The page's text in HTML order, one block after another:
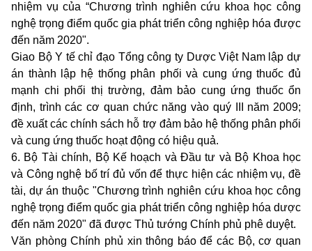
nhiệm vụ của “Chương trình nghiên cứu khoa học công
nghệ trọng điểm quốc gia phát triển công nghiệp hóa được
đến năm 2020".
Giao Bộ Y tế chỉ đạo Tổng công ty Dược Việt Nam lập dự
án thành lập hệ thống phân phối và cung ứng thuốc đủ
mạnh chi phối thị trường, đảm bảo cung ứng thuốc ổn
định, trình các cơ quan chức năng vào quý III năm 2009;
đề xuất các chính sách hỗ trợ đảm bảo hệ thống phân phối
và cung ứng thuốc hoạt động có hiệu quả.
6. Bộ Tài chính, Bộ Kế hoạch và Đầu tư và Bộ Khoa học
và Công nghệ bố trí đủ vốn để thực hiện các nhiệm vụ, đề
tài, dự án thuộc "Chương trình nghiên cứu khoa học công
nghệ trọng điểm quốc gia phát triển công nghiệp hóa dược
đến năm 2020" đã được Thủ tướng Chính phủ phê duyệt.
Văn phòng Chính phủ xin thông báo để các Bộ, cơ quan